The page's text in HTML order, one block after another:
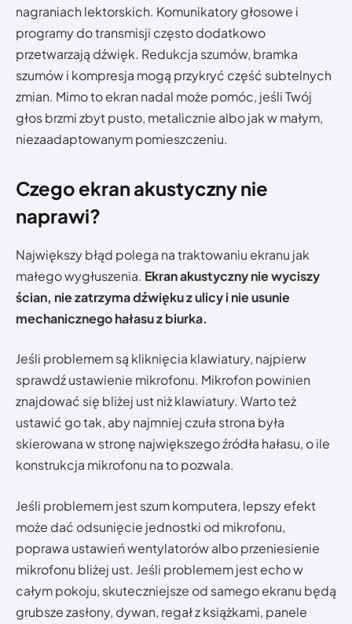
nagraniach lektorskich. Komunikatory głosowe i
programy do transmisji często dodatkowo
przetwarzają dźwięk. Redukcja szumów, bramka
szumów i kompresja mogą przykryć część subtelnych
zmian. Mimo to ekran nadal może pomóc, jeśli Twój
głos brzmi zbyt pusto, metalicznie albo jak w małym,
niezaadaptowanym pomieszczeniu.
Czego ekran akustyczny nie
naprawi?
Największy błąd polega na traktowaniu ekranu jak
małego wygłuszenia. Ekran akustyczny nie wyciszy
ścian, nie zatrzyma dźwięku z ulicy i nie usunie
mechanicznego hałasu z biurka.
Jeśli problemem są kliknięcia klawiatury, najpierw
sprawdź ustawienie mikrofonu. Mikrofon powinien
znajdować się bliżej ust niż klawiatury. Warto też
ustawić go tak, aby najmniej czuła strona była
skierowana w stronę największego źródła hałasu, o ile
konstrukcja mikrofonu na to pozwala.
Jeśli problemem jest szum komputera, lepszy efekt
może dać odsunięcie jednostki od mikrofonu,
poprawa ustawień wentylatorów albo przeniesienie
mikrofonu bliżej ust. Jeśli problemem jest echo w
całym pokoju, skuteczniejsze od samego ekranu będą
grubsze zasłony, dywan, regał z książkami, panele